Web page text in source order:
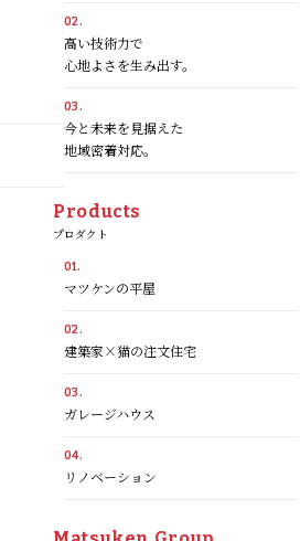
02.
高い技術力で
心地よさを生み出す。
03.
今と未来を見据えた
地域密着対応。
Products
プロダクト
01.
マツケンの平屋
02.
建築家×猫の注文住宅
03.
ガレージハウス
04.
リノベーション